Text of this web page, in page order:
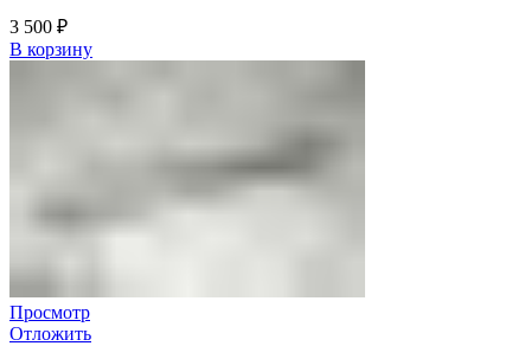
3 500 ₽
В корзину
Просмотр
Отложить